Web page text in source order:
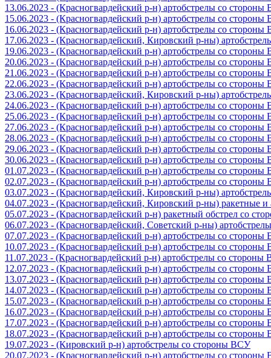
13.06.2023 - (Красногвардейский р-н) артобстрелы со
15.06.2023 - (Красногвардейский р-н) артобстрелы со
16.06.2023 - (Красногвардейский р-н) артобстрелы со
17.06.2023 - (Красногвардейский, Кировский р-ны)
19.06.2023 - (Красногвардейский р-н) артобстрелы со
20.06.2023 - (Красногвардейский р-н) артобстрелы со
21.06.2023 - (Красногвардейский р-н) артобстрелы со
22.06.2023 - (Красногвардейский р-н) артобстрелы со
23.06.2023 - (Красногвардейский, Кировский р-ны)
24.06.2023 - (Красногвардейский р-н) артобстрелы со
25.06.2023 - (Красногвардейский р-н) артобстрелы со
27.06.2023 - (Красногвардейский р-н) артобстрелы со
28.06.2023 - (Красногвардейский р-н) артобстрелы со
29.06.2023 - (Красногвардейский р-н) артобстрелы со
30.06.2023 - (Красногвардейский р-н) артобстрелы со
01.07.2023 - (Красногвардейский р-н) артобстрелы со
02.07.2023 - (Красногвардейский р-н) артобстрелы со
03.07.2023 - (Красногвардейский, Кировский р-ны)
04.07.2023 - (Красногвардейский, Кировский р-ны) ракетные
05.07.2023 - (Красногвардейский р-н) ракетный обстрел со
06.07.2023 - (Красногвардейский, Советский р-ны)
07.07.2023 - (Красногвардейский р-н) артобстрелы со
10.07.2023 - (Красногвардейский р-н) артобстрелы со
11.07.2023 - (Красногвардейский р-н) артобстрелы со стороны
12.07.2023 - (Красногвардейский р-н) артобстрелы со
13.07.2023 - (Красногвардейский р-н) артобстрелы со
14.07.2023 - (Красногвардейский р-н) артобстрелы со
15.07.2023 - (Красногвардейский р-н) артобстрелы со
16.07.2023 - (Красногвардейский р-н) артобстрелы со
17.07.2023 - (Красногвардейский р-н) артобстрелы со
18.07.2023 - (Красногвардейский р-н) артобстрелы со
19.07.2023 - (Кировский р-н) артобстрелы со стороны ВСУ
20.07.2023 - (Красногвардейский р-н) артобстрелы со